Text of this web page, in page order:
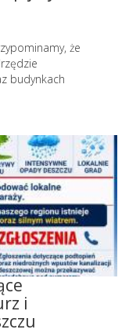
że
budynkach
i